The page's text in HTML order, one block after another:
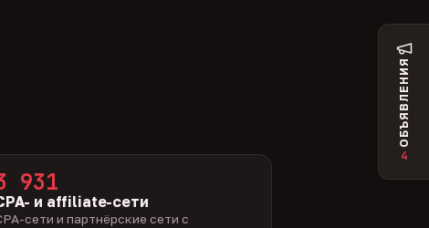
931
и affiliate-сети
сети и партнёрские сети с
ОБЪЯВЛЕНИЯ
4